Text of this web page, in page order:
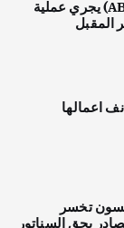
مكتب الإحصاءات الأسترالي (ABS) يجري عملية
اعمالها
تخسر
بحق السناتور